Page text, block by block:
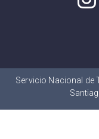
Servicio Nacional de